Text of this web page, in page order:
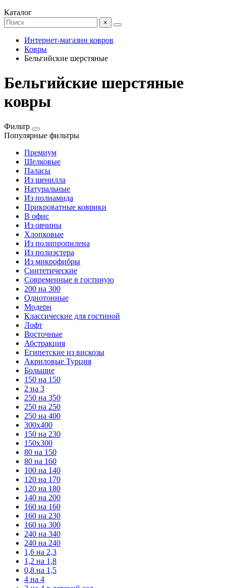
Каталог
×
Интернет-магазин ковров
Ковры
Бельгийские шерстяные
Бельгийские шерстяные
ковры
Фильтр
Популярные фильтры
Премиум
Шелковые
Паласы
Из шенилла
Натуральные
Из полиамида
Прикроватные коврики
В офис
Из овчины
Хлопковые
Из полипропилена
Из полиэстера
Из микрофибры
Синтетические
Современные в гостиную
200 на 300
Однотонные
Модерн
Классические для гостиной
Лофт
Восточные
Абстракция
Египетские из вискозы
Акриловые Турция
Большие
150 на 150
2 на 3
250 на 350
250 на 250
250 на 400
300х400
150 на 230
150х300
80 на 150
80 на 160
100 на 140
120 на 170
120 на 180
140 на 200
160 на 160
160 на 230
160 на 300
240 на 340
240 на 240
1,6 на 2,3
1,2 на 1,8
0,8 на 1,5
4 на 4